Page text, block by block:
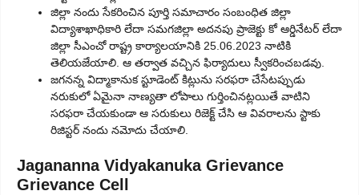
జిల్లా నందు సేకరించిన పూర్తి సమాచారం సంబంధిత జిల్లా
విద్యాశాఖాధికారి లేదా సమగజిల్లా అదనపు ప్రాజెక్టు కో ఆర్డినేటర్ లేదా
జిల్లా సీఎంచో రాష్ట్ర కార్యాలయానికి 25.06.2023 నాటికి
తెలియజేయాలి. ఆ తర్వాత వచ్చిన ఫిర్యాదులు స్వీకరించబడవు.
జగనన్న విద్మాకానుక స్టూడెంట్ కిట్లును సరఫరా చేసేటప్పుడు
నరుకులో ఏమైనా నాణ్యతా లోపాలు గుర్తించినట్లయితే వాటిని
సరఫరా చేయకుండా ఆ సరుకులు రిజెక్ట్ చేసి ఆ వివరాలను స్టాకు
రిజిస్టర్ నందు నమోదు చేయాలి.
Jagananna Vidyakanuka Grievance
Grievance Cell